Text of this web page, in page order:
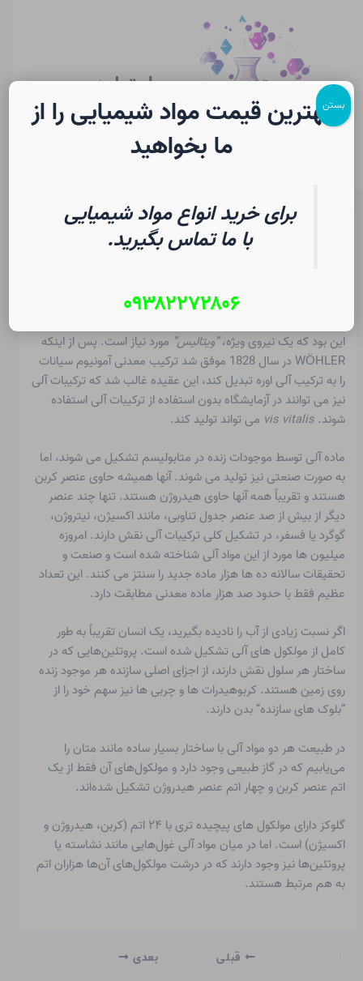
سایت لرن
شیمی
تنوع مواد آلی در شیمی
اصطلاح شیمی آلی توسط BERZELIUS معرفی شد و شامل ترکیبات
این بود که یک نیروی ویژه،“ویتالیس” مورد نیاز است. پس از اینکه
WÖHLER در سال 1828 موفق شد ترکیب معدنی آمونیوم سیانات
را به ترکیب آلی اوره تبدیل کند، این عقیده غالب شد که ترکیبات آلی
نیز می توانند در آزمایشگاه بدون استفاده از ترکیبات آلی استفاده
شوند.vis vitalis می تواند تولید کند.
ماده آلی توسط موجودات زنده در متابولیسم تشکیل می شوند، اما
به صورت صنعتی نیز تولید می شوند. آنها همیشه حاوی عنصر کربن
هستند و تقریباً همه آنها حاوی هیدروژن هستند. تنها چند عنصر
دیگر از بیش از صد عنصر جدول تناوبی، مانند اکسیژن، نیتروژن،
گوگرد یا فسفر، در تشکیل کلی ترکیبات آلی نقش دارند. امروزه
میلیون ها مورد از این مواد آلی شناخته شده است و صنعت و
تحقیقات سالانه ده ها هزار ماده جدید را سنتز می کنند. این تعداد
عظیم فقط با حدود صد هزار ماده معدنی مطابقت دارد.
اگر نسبت زیادی از آب را نادیده بگیرید، یک انسان تقریباً به طور
کامل از مولکول های آلی تشکیل شده است. پروتئین‌هایی که در
ساختار هر سلول نقش دارند، از اجزای اصلی سازنده هر موجود زنده
روی زمین هستند. کربوهیدرات ها و چربی ها نیز سهم خود را از
“بلوک های سازنده” بدن دارند.
در طبیعت هر دو مواد آلی با ساختار بسیار ساده مانند متان را
می‌یابیم که در گاز طبیعی وجود دارد و مولکول‌های آن فقط از یک
اتم عنصر کربن و چهار اتم عنصر هیدروژن تشکیل شده‌اند.
گلوکز دارای مولکول های پیچیده تری با ۲۴ اتم (کربن، هیدروژن و
اکسیژن) است. اما در میان مواد آلی غول‌هایی مانند نشاسته یا
پروتئین‌ها نیز وجود دارند که در درشت مولکول‌های آن‌ها هزاران اتم
به هم مرتبط هستند.
قبلی بعدی
بهترین قیمت مواد شیمیایی را از
ما بخواهید
برای خرید انواع مواد شیمیایی
با ما تماس بگیرید.
۰۹۳۸۲۲۷۲۸۰۶
بستن